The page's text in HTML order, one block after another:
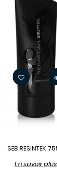
SEB RESINTEK
En savoir plus